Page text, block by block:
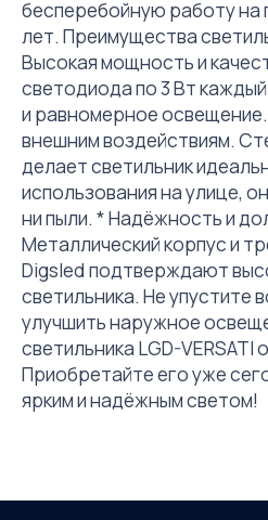
бесперебойную работу на
лет. Преимущества
Высокая мощность и
светодиода по 3 Вт
и равномерное
внешним воздействиям.
делает светильник
использования на улице,
ни пыли. * Надёжность и
Металлический корпус и
Digsled подтверждают
светильника. Не упустите
улучшить наружное
светильника LGD-VERSATI
Приобретайте его уже
ярким и надёжным светом!